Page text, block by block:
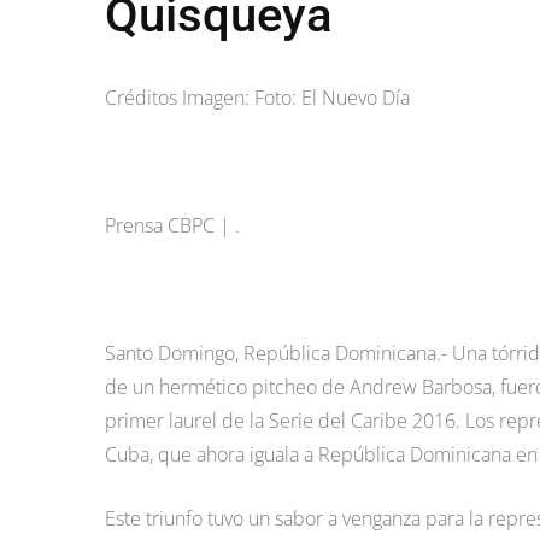
Quisqueya
Créditos Imagen: Foto: El Nuevo Día
Prensa CBPC | .
Santo Domingo, República Dominicana.- Una
de un hermético pitcheo de Andrew Barbosa,
primer laurel de la Serie del Caribe 2016. Los
Cuba, que ahora iguala a República Dominicana
Este triunfo tuvo un sabor a venganza para la